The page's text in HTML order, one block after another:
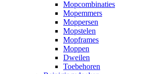
Mopcombinaties
Mopemmers
Moppersen
Mopstelen
Mopframes
Moppen
Dweilen
Toebehoren